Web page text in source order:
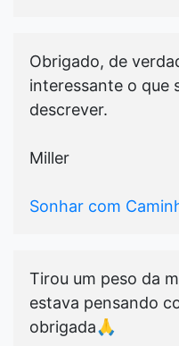
Obrigado, de
interessante o que
descrever.
Miller
Sonhar com
Tirou um peso da
estava pensando
obrigada🙏